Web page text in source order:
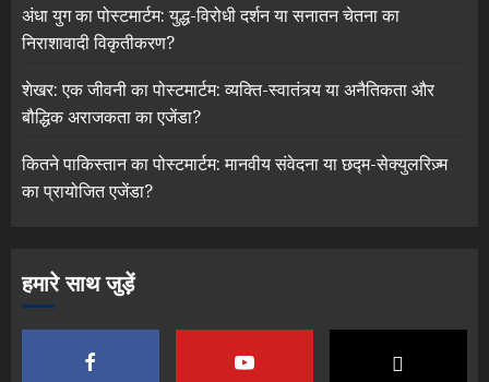
अंधा युग का पोस्टमार्टम: युद्ध-विरोधी दर्शन या सनातन चेतना का
निराशावादी विकृतीकरण?
शेखर: एक जीवनी का पोस्टमार्टम: व्यक्ति-स्वातंत्र्य या अनैतिकता और
बौद्धिक अराजकता का एजेंडा?
कितने पाकिस्तान का पोस्टमार्टम: मानवीय संवेदना या छद्म-सेक्युलरिज़्म
का प्रायोजित एजेंडा?
हमारे साथ जुड़ें